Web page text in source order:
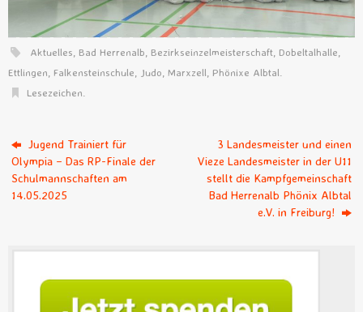
Aktuelles Bad Herrenalb Bezirkseinzelmeisterschaft Dobeltalhalle
Ettlingen Falkensteinschule Judo Marxzell Phönixe Albtal
Lesezeichen
Jugend Trainiert für
Olympia – Das RP-Finale der
Schulmannschaften am
14.05.2025
3 Landesmeister und einen
Vieze Landesmeister in der U11
stellt die Kampfgemeinschaft
Bad Herrenalb Phönix Albtal
e.V. in Freiburg!